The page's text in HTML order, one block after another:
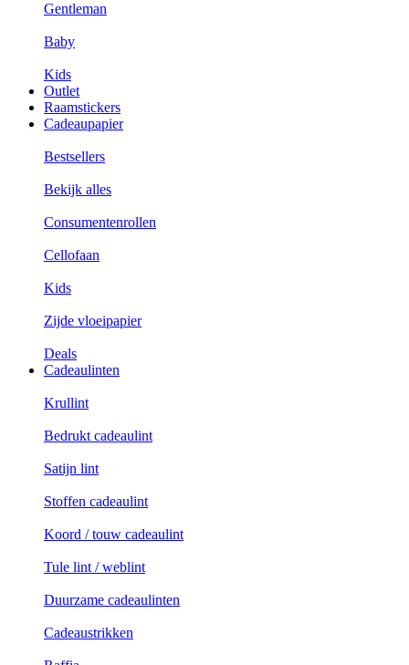
Gentleman
Baby
Kids
Outlet
Raamstickers
Cadeaupapier
Bestsellers
Bekijk alles
Consumentenrollen
Cellofaan
Kids
Zijde vloeipapier
Deals
Cadeaulinten
Krullint
Bedrukt cadeaulint
Satijn lint
Stoffen cadeaulint
Koord / touw cadeaulint
Tule lint / weblint
Duurzame cadeaulinten
Cadeaustrikken